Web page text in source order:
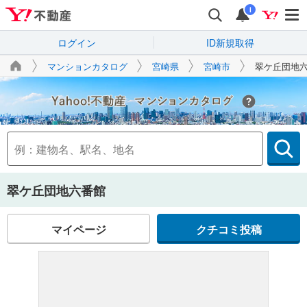
i
ログイン ID新規取得
マンションカタログ 宮崎県 宮崎市 翠ケ丘団地
Yahoo!不動産
翠ケ丘団地六番館
マイページ クチコミ投稿